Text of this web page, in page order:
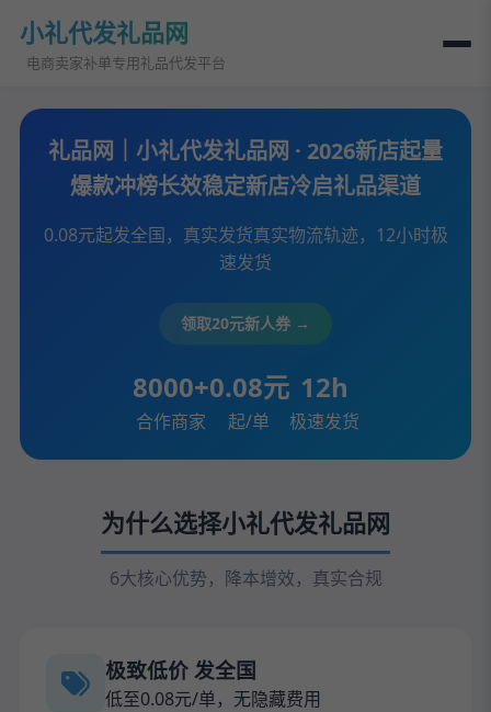
小礼代发礼品网
电商卖家补单专用礼品代发平台
礼品网｜小礼代发礼品网 · 2026新店起量
爆款冲榜长效稳定新店冷启礼品渠道
0.08元起发全国，真实发货真实物流轨迹，12小时极
速发货
领取20元新人券 →
8000+
合作商家
0.08元
起/单
12h
极速发货
为什么选择小礼代发礼品网
6大核心优势，降本增效，真实合规
极致低价 发全国
低至0.08元/单，无隐藏费用